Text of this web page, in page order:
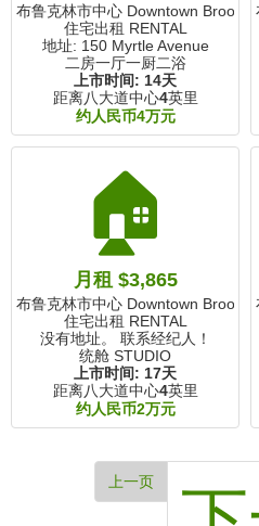
布鲁克林市中心 Downtown
住宅出租 RENTAL
地址: 150 Myrtle Avenue
二房一厅一厨二浴
上市时间: 14天
距离八大道中心4英里
约人民币4万元
🏠
月租 $3,865
布鲁克林市中心 Downtown
住宅出租 RENTAL
没有地址。 联系经纪人！
统舱 STUDIO
上市时间: 17天
距离八大道中心4英里
约人民币2万元
上一页